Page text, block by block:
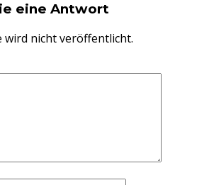
eine Antwort
wird nicht veröffentlicht.